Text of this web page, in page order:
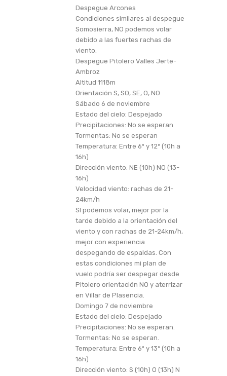
Despegue Arcones
Condiciones similares al despegue
Somosierra, NO podemos volar
debido a las fuertes rachas de
viento.
Despegue Pitolero Valles Jerte-
Ambroz
Altitud 1118m
Orientación S, SO, SE, O, NO
Sábado 6 de noviembre
Estado del cielo: Despejado
Precipitaciones: No se esperan
Tormentas: No se esperan
Temperatura: Entre 6º y 12º (10h a
16h)
Dirección viento: NE (10h) NO (13-
16h)
Velocidad viento: rachas de 21-
24km/h
SI podemos volar, mejor por la
tarde debido a la orientación del
viento y con rachas de 21-24km/h,
mejor con experiencia
despegando de espaldas. Con
estas condiciones mi plan de
vuelo podría ser despegar desde
Pitolero orientación NO y aterrizar
en Villar de Plasencia.
Domingo 7 de noviembre
Estado del cielo: Despejado
Precipitaciones: No se esperan.
Tormentas: No se esperan.
Temperatura: Entre 6º y 13º (10h a
16h)
Dirección viento: S (10h) O (13h) N